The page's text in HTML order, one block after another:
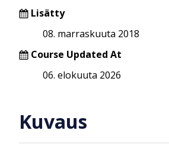
Lisätty
08. marraskuuta 2018
Course Updated At
06. elokuuta 2026
Kuvaus